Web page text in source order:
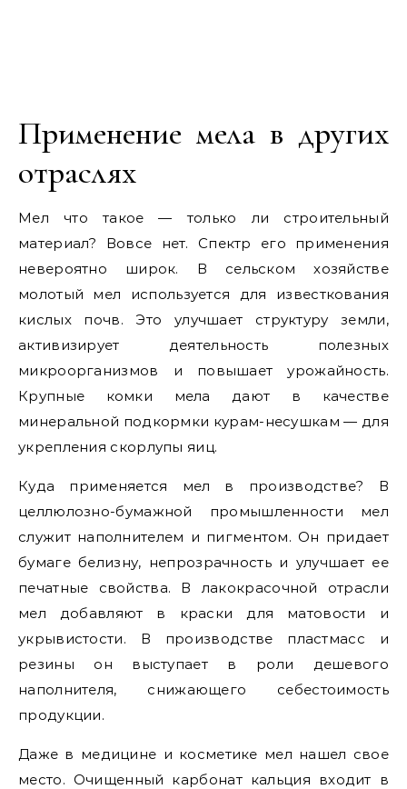
Применение мела в других
отраслях
Мел что такое — только ли строительный
материал? Вовсе нет. Спектр его применения
невероятно широк. В сельском хозяйстве
молотый мел используется для известкования
кислых почв. Это улучшает структуру земли,
активизирует деятельность полезных
микроорганизмов и повышает урожайность.
Крупные комки мела дают в качестве
минеральной подкормки курам-несушкам — для
укрепления скорлупы яиц.
Куда применяется мел в производстве? В
целлюлозно-бумажной промышленности мел
служит наполнителем и пигментом. Он придает
бумаге белизну, непрозрачность и улучшает ее
печатные свойства. В лакокрасочной отрасли
мел добавляют в краски для матовости и
укрывистости. В производстве пластмасс и
резины он выступает в роли дешевого
наполнителя, снижающего себестоимость
продукции.
Даже в медицине и косметике мел нашел свое
место. Очищенный карбонат кальция входит в